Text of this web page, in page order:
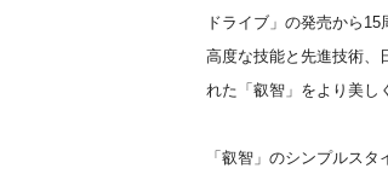
ドライブ」の発売から
高度な技能と先進技術、
れた「叡智」をより美し
「叡智」のシンプルス